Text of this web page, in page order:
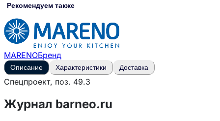
Рекомендуем также
MARENOБренд
Описание Характеристики Доставка
Спецпроект, поз. 49.3
Журнал barneo.ru